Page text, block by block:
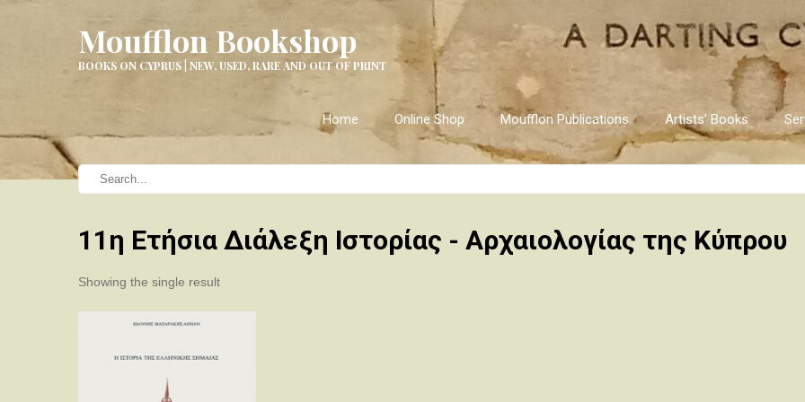
Moufflon Bookshop
BOOKS ON CYPRUS | NEW, USED, RARE AND OUT OF PRINT
Home Online Shop Moufflon Publications Artists’ Books
11η Ετήσια Διάλεξη Iστoρίας - Αρχαιoλoγίας της Κύπρου
Showing the single result